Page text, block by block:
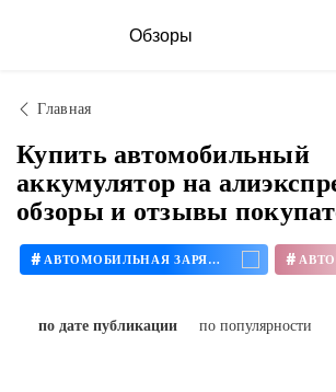
Обзоры
Главная
Купить автомобильный
аккумулятор на
обзоры и отзывы
# АВТОМОБИЛЬНАЯ ЗАРЯДКА #
по дате публикации по популярности